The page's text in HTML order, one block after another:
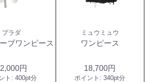
プラダ
ブワンピース
円
ト: 400pt分
ミュウミュウ
ワンピース
18,700円
ポイント:340pt分